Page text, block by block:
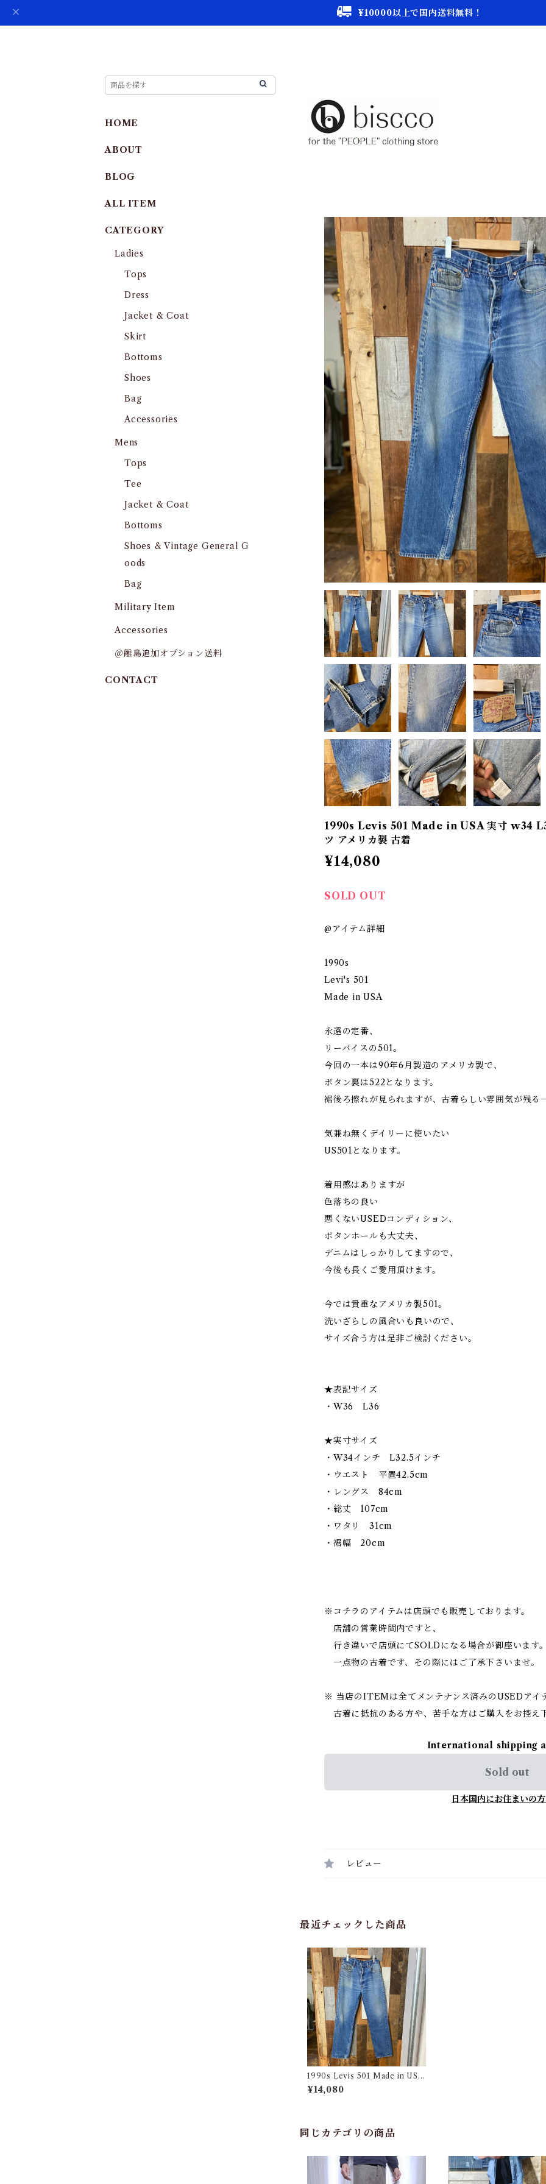
¥10000以上で国内送料無料！
1990s Levis 501 Made in USA 実寸 w34
ツ アメリカ製 古着
¥14,080
SOLD OUT
@アイテム詳細
1990s
Levi's 501
Made in USA
永遠の定番、
リーバイスの501。
今回の一本は90年6月製造のアメリカ製で、
ボタン裏は522となります。
裾後ろ擦れが見られますが、古着らしい雰囲気が残る
気兼ね無くデイリーに使いたい
US501となります。
着用感はありますが
色落ちの良い
悪くないUSEDコンディション、
ボタンホールも大丈夫、
デニムはしっかりしてますので、
今後も長くご愛用頂けます。
今では貴重なアメリカ製501。
洗いざらしの風合いも良いので、
サイズ合う方は是非ご検討ください。
★表記サイズ
・W36 L36
★実寸サイズ
・W34インチ L32.5インチ
・ウエスト 平置42.5cm
・レングス 84cm
・総丈 107cm
・ワタリ 31cm
・裾幅 20cm
※コチラのアイテムは店頭でも販売しております。
店舗の営業時間内ですと、
行き違いで店頭にてSOLDになる場合が御座います
一点物の古着です、その際にはご了承下さいませ。
※ 当店のITEMは全てメンテナンス済みのUSEDアイ
古着に抵抗のある方や、苦手な方はご購入をお控え
International shipping
Sold out
日本国内にお住まいの
レビュー
最近チェックした商品
1990s Levis 501 Made in USA
実寸 w34 L32.5 / リーバイス デ
ニム パンツ アメリカ製 古着
¥14,080
同じカテゴリの商品
HOME
ABOUT
BLOG
ALL ITEM
CATEGORY
Ladies
Tops
Dress
Jacket & Coat
Skirt
Bottoms
Shoes
Bag
Accessories
Mens
Tops
Tee
Jacket & Coat
Bottoms
Shoes & Vintage General G
oods
Bag
Military Item
Accessories
＠離島追加オプション送料
CONTACT